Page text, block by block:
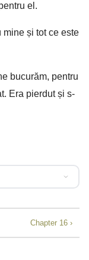
el.
mine și tot ce este
bucurăm, pentru
Era pierdut și s-
Chapter 16 ›